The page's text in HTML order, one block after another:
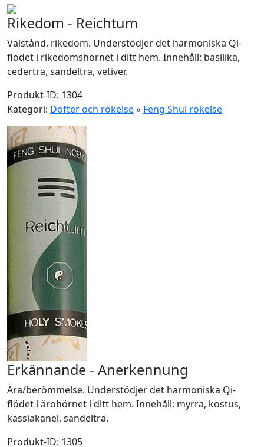
Rikedom - Reichtum
Välstånd, rikedom. Understödjer det harmoniska Qi-
flödet i rikedomshörnet i ditt hem. Innehåll: basilika,
cederträ, sandelträ, vetiver.
Produkt-ID: 1304
Kategori: Dofter och rökelse» Feng Shui rökelse
Erkännande - Anerkennung
Ära/berömmelse. Understödjer det harmoniska Qi-
flödet i ärohörnet i ditt hem. Innehåll: myrra, kostus,
kassiakanel, sandelträ.
Produkt-ID: 1305